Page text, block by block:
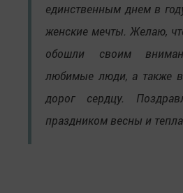
единственным днем в
женские мечты. Желаю,
обошли своим
любимые люди, а также
дорог сердцу.
праздником весны и